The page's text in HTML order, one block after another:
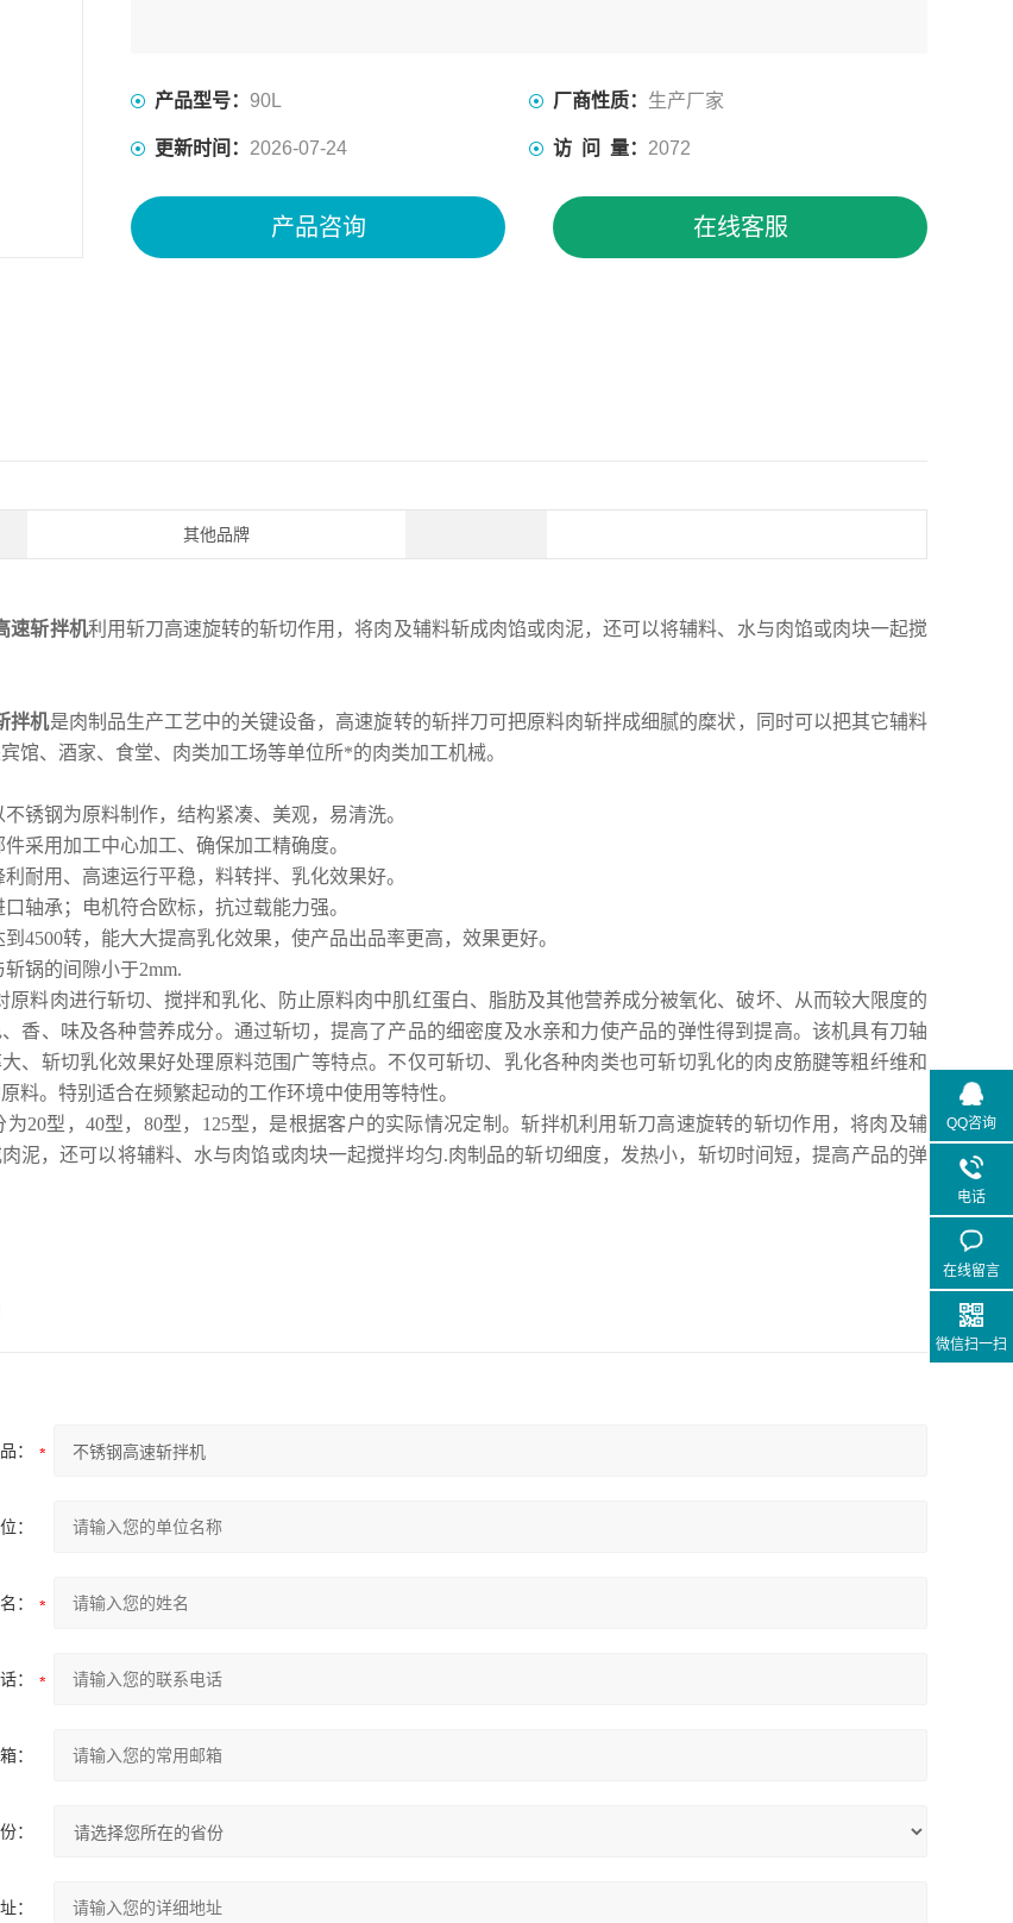
产品型号： 90L 厂商性质： 生产厂家
更新时间： 2026-07-24 访 问 量： 2072
产品咨询 在线客服
其他品牌
速斩拌机利用斩刀高速旋转的斩切作用，将肉及辅料斩成肉馅或肉泥，还可以将辅料、水与肉馅或肉块一起搅
拌机是肉制品生产工艺中的关键设备，高速旋转的斩拌刀可把原料肉斩拌成细腻的糜状，同时可以把其它辅料
馆、酒家、食堂、肉类加工场等单位所*的肉类加工机械。
不锈钢为原料制作，结构紧凑、美观，易清洗。
件采用加工中心加工、确保加工精确度。
利耐用、高速运行平稳，料转拌、乳化效果好。
轴承；电机符合欧标，抗过载能力强。
到4500转，能大大提高乳化效果，使产品出品率更高，效果更好。
锅的间隙小于2mm.
原料肉进行斩切、搅拌和乳化、防止原料肉中肌红蛋白、脂肪及其他营养成分被氧化、破坏、从而较大限度的
香、味及各种营养成分。通过斩切，提高了产品的细密度及水亲和力使产品的弹性得到提高。该机具有刀轴
、斩切乳化效果好处理原料范围广等特点。不仅可斩切、乳化各种肉类也可斩切乳化的肉皮筋腱等粗纤维和
料。特别适合在频繁起动的工作环境中使用等特性。
为20型，40型，80型，125型，是根据客户的实际情况定制。斩拌机利用斩刀高速旋转的斩切作用，将肉及辅
泥，还可以将辅料、水与肉馅或肉块一起搅拌均匀.肉制品的斩切细度，发热小，斩切时间短，提高产品的弹
：
：
：
：
：
：
：
QQ咨询
电话
在线留言
微信扫一扫